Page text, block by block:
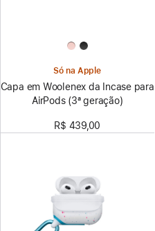
Só na Apple
Capa em Woolenex da Incase para
AirPods (3ª geração)
R$ 439,00